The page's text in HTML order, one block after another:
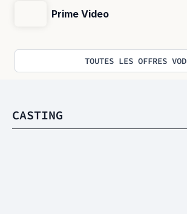
Prime Video
TOUTES LES OFFRES VOD
CASTING